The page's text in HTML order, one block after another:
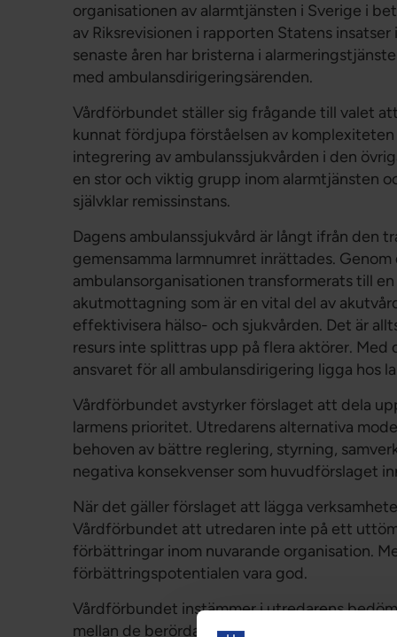
organisationen av alarmtjänsten i Sverige i
av Riksrevisionen i rapporten Statens
senaste åren har bristerna i
med ambulansdirigeringsärenden.
Vårdförbundet ställer sig frågande till valet
kunnat fördjupa förståelsen av
integrering av ambulanssjukvården i den
en stor och viktig grupp inom alarmtjänsten
självklar remissinstans.
Dagens ambulanssjukvård är långt ifrån den
gemensamma larmnumret inrättades.
ambulansorganisationen transformerats till
akutmottagning som är en vital del av
effektivisera hälso- och sjukvården. Det är
resurs inte splittras upp på flera aktörer.
ansvaret för all ambulansdirigering ligga hos
Vårdförbundet avstyrker förslaget att dela
larmens prioritet. Utredarens alternativa
behoven av bättre reglering, styrning,
negativa konsekvenser som huvudförslaget
När det gäller förslaget att lägga
Vårdförbundet att utredaren inte på ett
förbättringar inom nuvarande organisation.
förbättringspotentialen vara god.
Vårdförbundet instämmer i utredarens
mellan de berörda myndigheterna och att